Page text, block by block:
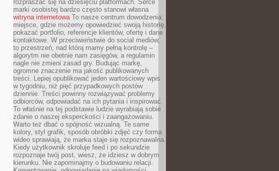
rozpraszać się na dziesięciu platformach. Serce
marki osobistej bardzo często stanowi własna
witryna internetowaTo nasze centrum dowodzenia:
miejsce, gdzie możemy opowiedzieć swoją historię,
pokazać portfolio, referencje klientów, ofertę i dane
kontaktowe. W przeciwieństwie do social mediów,
to przestrzeń, nad którą mamy pełną kontrolę –
algorytm nie obetnie nam zasięgów, a regulamin
nagle nie zmieni zasad gry. Budując markę,
ogromne znaczenie ma jakość publikowanych
treści. Lepiej opublikować jeden wartościowy wpis
w tygodniu, niż pięć przypadkowych postów
dziennie. Treści powinny rozwiązywać problemy
odbiorców, odpowiadać na ich pytania i inspirować.
To właśnie na tej podstawie ludzie wyrabiają sobie
zdanie o naszej eksperckości i zaangażowaniu.
Warto też dbać o spójność wizualną. Te same
kolory, styl grafik, sposób obróbki zdjęć czy forma
wideo sprawiają, że marka staje się rozpoznawalna.
Kiedy użytkownik skroluje feed i po sekundzie
rozpoznaje twój post, wiesz, że idziesz w dobrym
kierunku. Nie zapominajmy o budowaniu relacji.